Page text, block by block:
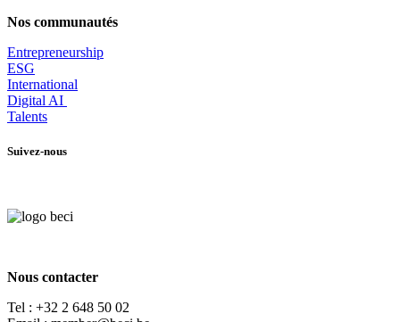
Nos communautés
Entrepreneurship
ESG
International
Digital AI
Talents
Suivez-nous
Nous contacter
Tel : +32 2 648 50 02​